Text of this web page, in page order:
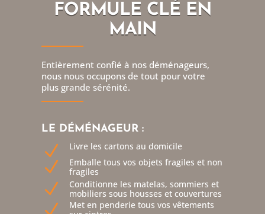
FORMULE CLÉ EN
MAIN
Entièrement confié à nos déménageurs,
nous nous occupons de tout pour votre
plus grande sérénité.
LE DÉMÉNAGEUR :
N Livre les cartons au domicile
N
Emballe tous vos objets fragiles et non
fragiles
N
Conditionne les matelas, sommiers et
mobiliers sous housses et couvertures
N
Met en penderie tous vos vêtements